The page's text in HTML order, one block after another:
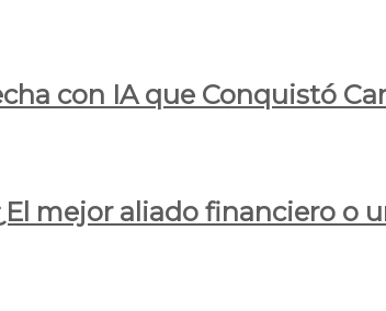
con IA que Conquistó
mejor aliado financiero o